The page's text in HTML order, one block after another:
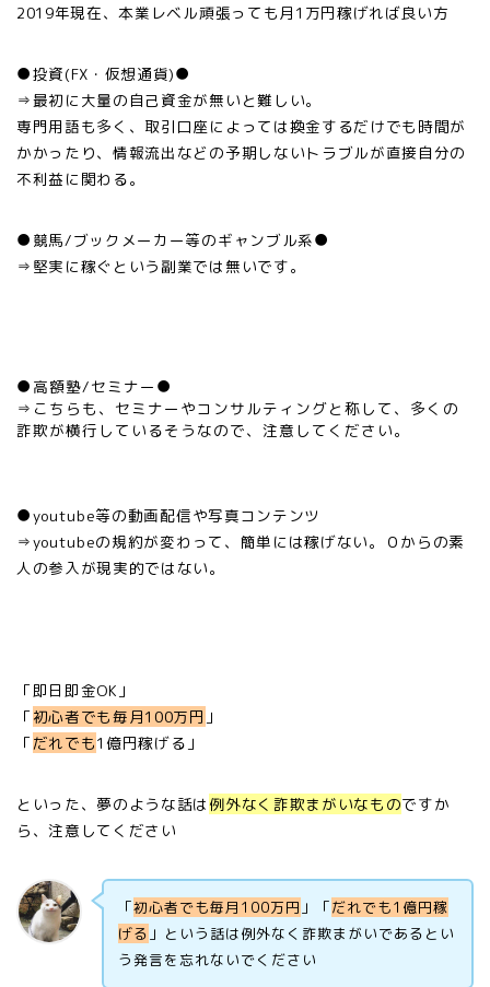
2019年現在、本業レベル頑張っても月1万円稼げれば良い方
●投資(FX・仮想通貨)●
⇒最初に大量の自己資金が無いと難しい。
専門用語も多く、取引口座によっては換金するだけでも時間が
かかったり、情報流出などの予期しないトラブルが直接自分の
不利益に関わる。
●競馬/ブックメーカー等のギャンブル系●
⇒堅実に稼ぐという副業では無いです。
●高額塾/セミナー●
⇒こちらも、セミナーやコンサルティングと称して、多くの
詐欺が横行しているそうなので、注意してください。
●youtube等の動画配信や写真コンテンツ
⇒youtubeの規約が変わって、簡単には稼げない。
０からの素
人の参入が現実的ではない。
「即日即金OK」
「初心者でも毎月100万円 」
「だれでも1億円稼げる」
といった、夢のような話は例外なく詐欺まがいなものですか
ら、注意してください
「初心者でも毎月100万円 」「だれでも1億円稼
げる 」という話は例外なく詐欺まがいであるとい
う発言を忘れないでください